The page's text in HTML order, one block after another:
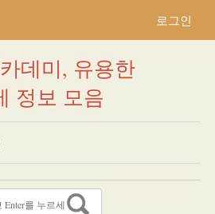
로그인
데미, 유용한
정보 모음